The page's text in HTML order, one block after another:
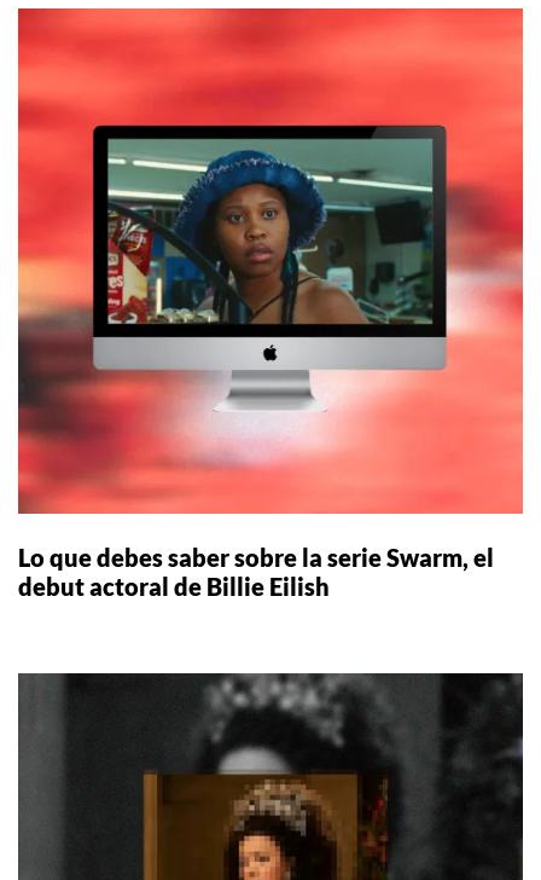
Lo que debes saber sobre la serie Swarm, el
debut actoral de Billie Eilish